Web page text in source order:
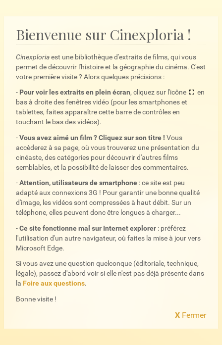
Bienvenue sur Cinexploria !
Cinexploriaest une bibliothèque d'extraits de films, qui vous
permet de découvrir l'histoire et la géographie du cinéma. C'est
votre première visite ? Alors quelques précisions :
- Pour voir les extraits en plein écran, cliquez sur l'icône
en
bas à droite des fenêtres vidéo (pour les smartphones et
tablettes, faites apparaître cette barre de contrôles en
touchant le bas des vidéos).
-Vous avez aimé un film ? Cliquez sur son titre ! Vous
accèderez à sa page, où vous trouverez une présentation du
cinéaste, des catégories pour découvrir d'autres films
semblables, et la possibilité de laisser des commentaires.
-Attention, utilisateurs de smartphone : ce site est peu
adapté aux connexions 3G ! Pour garantir une bonne qualité
d'image, les vidéos sont compressées à haut débit. Sur un
téléphone, elles peuvent donc être longues à charger...
-Ce site fonctionne mal sur Internet explorer : préférez
l'utilisation d'un autre navigateur, où faites la mise à jour vers
Microsoft Edge.
Si vous avez une question quelconque (éditoriale, technique,
légale), passez d'abord voir si elle n'est pas déjà présente dans
la Foire aux questions.
Bonne visite !
X Fermer